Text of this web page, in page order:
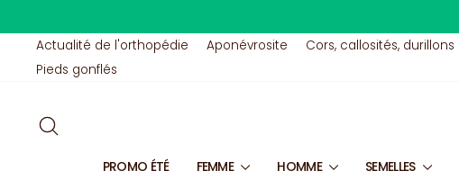
contenuActualité de l'orthopédie
Aponévrosite Cors, callosités, durillons
Pieds gonflés
PROMO ÉTÉ FEMME HOMME SEMELLES